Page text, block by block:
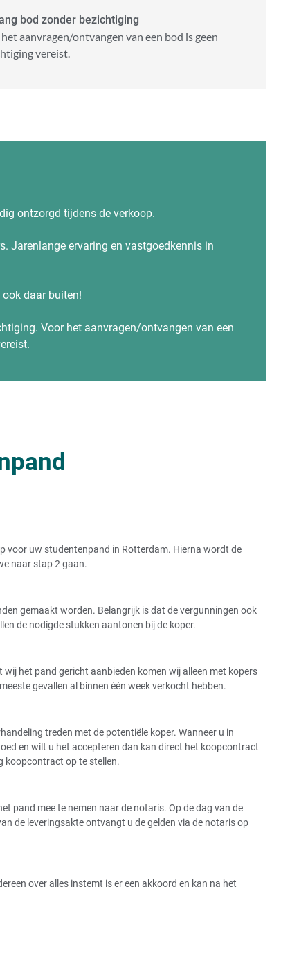
bod zonder bezichtiging
aanvragen/ontvangen van een bod is geen
vereist.
ontzorgd tijdens de verkoop.
Jarenlange ervaring en vastgoedkennis in
daar buiten!
Voor het aanvragen/ontvangen van een
voor uw studentenpand in Rotterdam. Hierna wordt de
naar stap 2 gaan.
gemaakt worden. Belangrijk is dat de vergunningen ook
de nodigde stukken aantonen bij de koper.
het pand gericht aanbieden komen wij alleen met kopers
gevallen al binnen één week verkocht hebben.
treden met de potentiële koper. Wanneer u in
en wilt u het accepteren dan kan direct het koopcontract
koopcontract op te stellen.
pand mee te nemen naar de notaris. Op de dag van de
de leveringsakte ontvangt u de gelden via de notaris op
over alles instemt is er een akkoord en kan na het